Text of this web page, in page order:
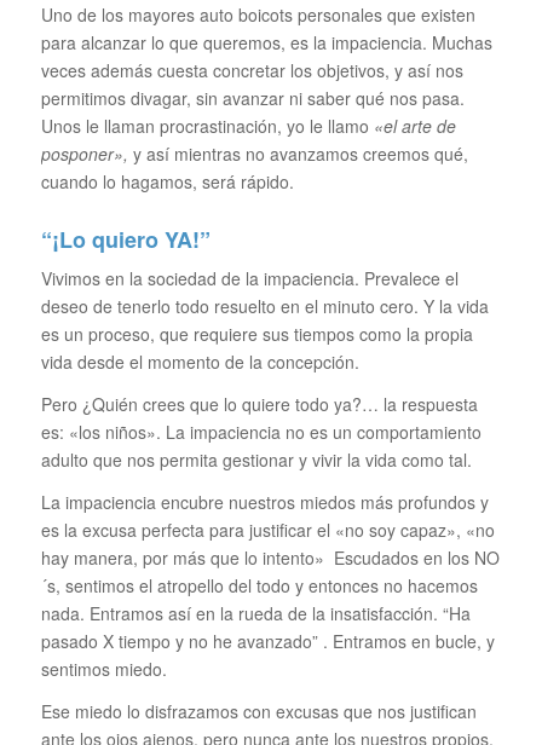
Uno de los mayores auto boicots personales que existen
para alcanzar lo que queremos, es la impaciencia. Muchas
veces además cuesta concretar los objetivos, y así nos
permitimos divagar, sin avanzar ni saber qué nos pasa.
Unos le llaman procrastinación, yo le llamo «el arte de
posponer», y así mientras no avanzamos creemos qué,
cuando lo hagamos, será rápido.
“¡Lo quiero YA!”
Vivimos en la sociedad de la impaciencia. Prevalece el
deseo de tenerlo todo resuelto en el minuto cero. Y la vida
es un proceso, que requiere sus tiempos como la propia
vida desde el momento de la concepción.
Pero ¿Quién crees que lo quiere todo ya?… la respuesta
es: «los niños». La impaciencia no es un comportamiento
adulto que nos permita gestionar y vivir la vida como tal.
La impaciencia encubre nuestros miedos más profundos y
es la excusa perfecta para justificar el «no soy capaz», «no
hay manera, por más que lo intento» Escudados en los NO
´s, sentimos el atropello del todo y entonces no hacemos
nada. Entramos así en la rueda de la insatisfacción. “Ha
pasado X tiempo y no he avanzado” . Entramos en bucle, y
sentimos miedo.
Ese miedo lo disfrazamos con excusas que nos justifican
ante los ojos ajenos, pero nunca ante los nuestros propios,